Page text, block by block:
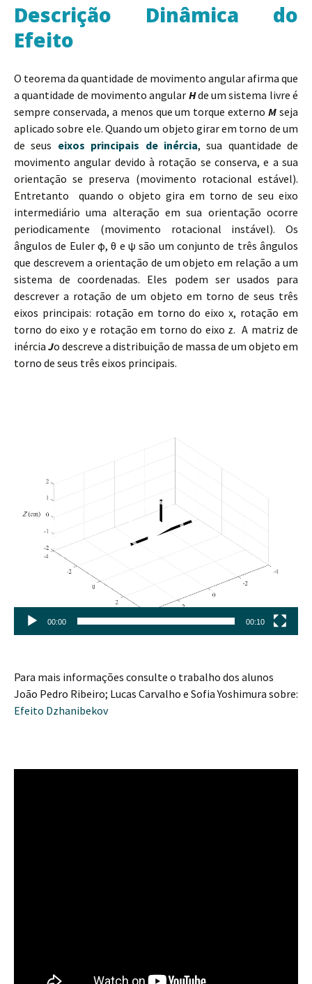
Descrição Dinâmica do
Efeito
O teorema da quantidade de movimento angular afirma que
a quantidade de movimento angular Hde um sistema livre é
sempre conservada, a menos que um torque externoM seja
aplicado sobre ele. Quando um objeto girar em torno de um
de seus eixos principais de inércia, sua quantidade de
movimento angular devido à rotação se conserva, e a sua
orientação se preserva (movimento rotacional estável).
Entretanto quando o objeto gira em torno de seu eixo
intermediário uma alteração em sua orientação ocorre
periodicamente (movimento rotacional instável). Os
ângulos de Euler φ, θ e ψ são um conjunto de três ângulos
que descrevem a orientação de um objeto em relação a um
sistema de coordenadas. Eles podem ser usados para
descrever a rotação de um objeto em torno de seus três
eixos principais: rotação em torno do eixo x, rotação em
torno do eixo y e rotação em torno do eixo z. A matriz de
inércia Jo descreve a distribuição de massa de um objeto em
torno de seus três eixos principais.
de
00:00 00:10
Para mais informações consulte o trabalho dos alunos
João Pedro Ribeiro; Lucas Carvalho e Sofia Yoshimura sobre:
Efeito Dzhanibekov